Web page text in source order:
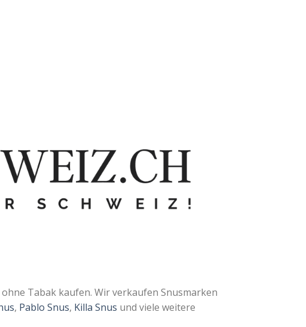
Tabak kaufen. Wir verkaufen Snusmarken
, Pablo Snus, Killa Snus und viele weitere